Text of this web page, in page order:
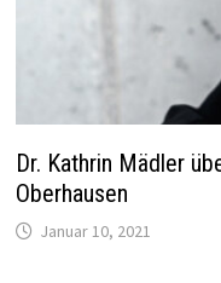
Dr. Kathrin Mädler
Oberhausen
Januar 10, 2021